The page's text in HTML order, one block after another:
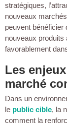
stratégiques,
nouveaux
peuvent bénéficier
nouveaux
favorablement
Les
marché
Dans un
le public cible, la
comment la